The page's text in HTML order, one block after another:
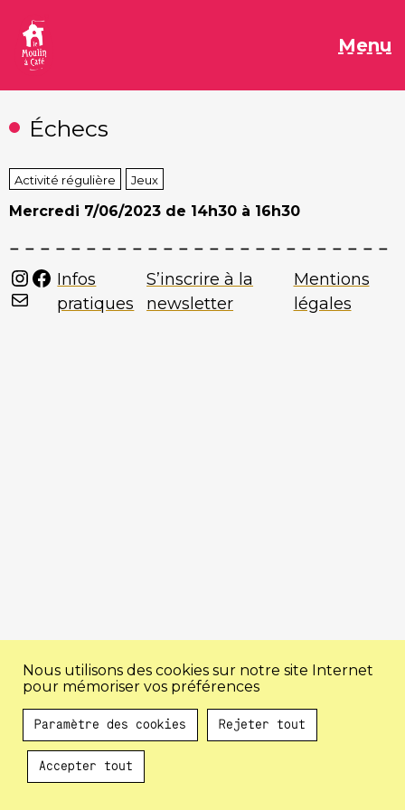
contenu
Menu
Échecs
Activité régulière Jeux
Mercredi 7/06/2023 de 14h30 à 16h30
Instagram
Facebook
Mail
Infos
pratiques
S’inscrire à la
newsletter
Mentions
légales
Au programme !
Nous utilisons des cookies sur notre site Internet
pour mémoriser vos préférences
Paramètre des cookies Rejeter tout
Accepter tout